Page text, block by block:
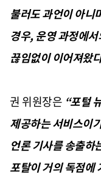
불러도 과언이 아니
경우, 운영 과정에
끊임없이 이어져왔
권 위원장은 “포털
제공하는 서비스이
언론 기사를 송출하
포탈이 거의 독점에